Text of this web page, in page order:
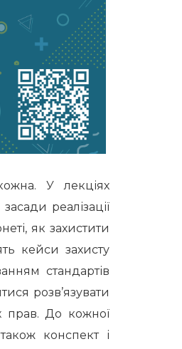
У лекціях
реалізації
як захистити
кейси захисту
стандартів
розв’язувати
прав. До кожної
конспект і